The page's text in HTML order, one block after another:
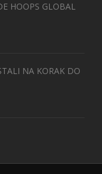
HOOPS GLOBAL
NA KORAK DO